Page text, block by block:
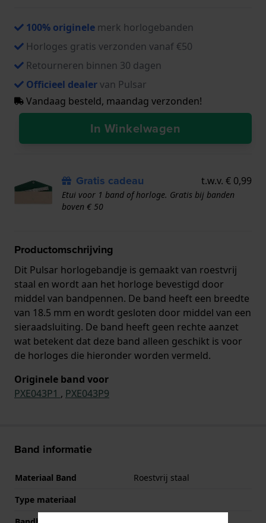
100% originele merk horlogebanden
Horloges gratis verzonden vanaf €50
Retourneren binnen 30 dagen
Officieel dealervan Pulsar
Vandaag besteld, maandag verzonden!
In Winkelwagen
Gratis cadeau t.w.v. € 0,99
Etui voor 1 band of horloge. Gratis bij banden
boven € 50
Productomschrijving
Dit Pulsar horlogebandje is gemaakt van roestvrij
staal en wordt aan het horloge bevestigd door
middel van bandpennen. De band heeft een breedte
van 18.5 mm en wordt gesloten door middel van een
sieraadsluiting. De band heeft geen rechte aanzet
wat betekent dat deze band alleen geschikt is voor
de horloges die hieronder worden vermeld.
Originele band voor
PXE043P1 , PXE043P9
Band informatie
Materiaal Band
Roestvrij staal
Type materiaal